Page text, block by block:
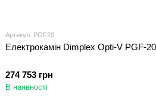
Артикул: PGF20
Електрокамін Dimplex Opti-V PGF-20
274 753 грн
В наявності